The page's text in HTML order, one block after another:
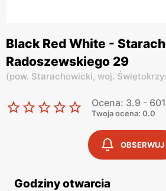
Black Red White -
Radoszewskiego 29
(pow. Starachowicki, woj.
Ocena: 3.9 -
Twoja ocena: 0.0
OBSERWUJ
Godziny otwarcia